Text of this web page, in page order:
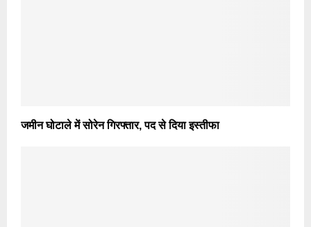
जमीन घोटाले में सोरेन गिरफ्तार, पद से दिया इस्तीफा